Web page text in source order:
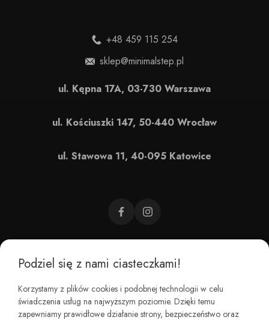
CZEMU BAREFOOT?
KIM JESTEŚMY?
+48 459 115 254
sklep@minimalstep.pl
ul. Kępna 17A, 03-730 Warszawa
ul. Kościuszki 147, 50-440 Wrocław
ul. Stawowa 11, 40-095 Katowice
Podziel się z nami ciasteczkami!
Korzystamy z plików cookies i podobnej technologii w celu
świadczenia usług na najwyższym poziomie. Dzięki temu
zapewniamy prawidłowe działanie strony, bezpieczeństwo oraz